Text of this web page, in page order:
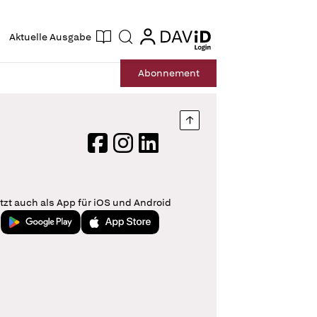
Aktuelle Ausgabe Suche login
login
Abonnement
Nach oben springen
FacebookInstagram
LinkedIn
auch als App für iOS und Android
Jetzt bei Google PlayLaden im App Store